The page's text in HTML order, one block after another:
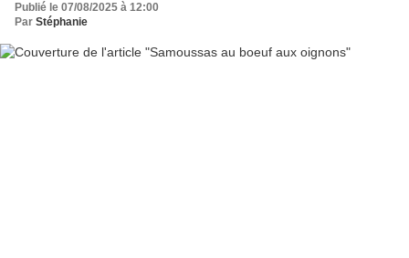
Publié le 07/08/2025 à 12:00
Par Stéphanie